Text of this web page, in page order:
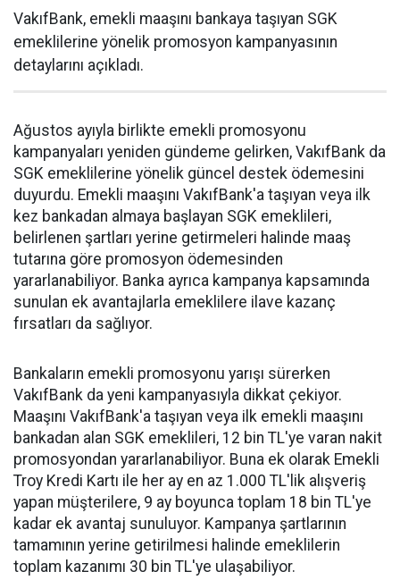
VakıfBank, emekli maaşını bankaya taşıyan SGK
emeklilerine yönelik promosyon kampanyasının
detaylarını açıkladı.
Ağustos ayıyla birlikte emekli promosyonu
kampanyaları yeniden gündeme gelirken, VakıfBank da
SGK emeklilerine yönelik güncel destek ödemesini
duyurdu. Emekli maaşını VakıfBank'a taşıyan veya ilk
kez bankadan almaya başlayan SGK emeklileri,
belirlenen şartları yerine getirmeleri halinde maaş
tutarına göre promosyon ödemesinden
yararlanabiliyor. Banka ayrıca kampanya kapsamında
sunulan ek avantajlarla emeklilere ilave kazanç
fırsatları da sağlıyor.
Bankaların emekli promosyonu yarışı sürerken
VakıfBank da yeni kampanyasıyla dikkat çekiyor.
Maaşını VakıfBank'a taşıyan veya ilk emekli maaşını
bankadan alan SGK emeklileri, 12 bin TL'ye varan nakit
promosyondan yararlanabiliyor. Buna ek olarak Emekli
Troy Kredi Kartı ile her ay en az 1.000 TL'lik alışveriş
yapan müşterilere, 9 ay boyunca toplam 18 bin TL'ye
kadar ek avantaj sunuluyor. Kampanya şartlarının
tamamının yerine getirilmesi halinde emeklilerin
toplam kazanımı 30 bin TL'ye ulaşabiliyor.